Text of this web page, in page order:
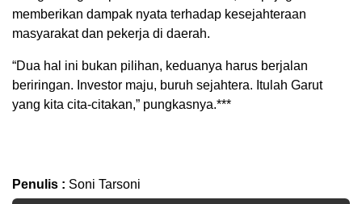
memberikan dampak nyata terhadap kesejahteraan
masyarakat dan pekerja di daerah.
“Dua hal ini bukan pilihan, keduanya harus berjalan
beriringan. Investor maju, buruh sejahtera. Itulah Garut
yang kita cita-citakan,” pungkasnya.***
Penulis : Soni Tarsoni